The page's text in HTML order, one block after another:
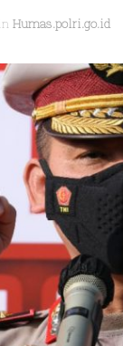
in Humas.polri.go.id